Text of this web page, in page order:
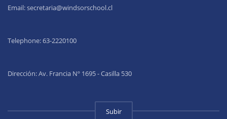
Email:secretaria@windsorschool.cl
Telephone: 63-2220100
Dirección: Av. Francia Nº 1695 - Casilla 530
Subir